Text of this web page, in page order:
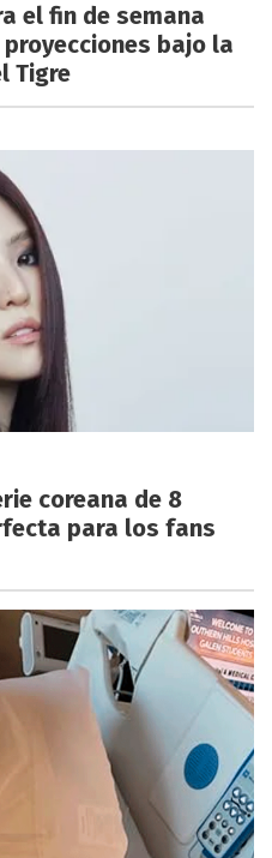
el fin de semana
bajo la
Tigre
coreana de 8
para los fans